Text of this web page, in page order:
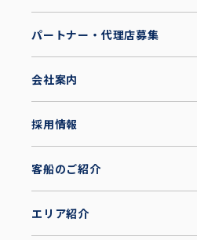
パートナー・代理店募集
会社案内
採用情報
客船のご紹介
エリア紹介